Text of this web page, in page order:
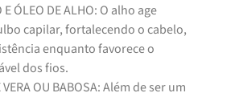
E ÓLEO DE ALHO: O alho age
capilar, fortalecendo o cabelo,
enquanto favorece o
dos fios.
VERA OU BABOSA: Além de ser um